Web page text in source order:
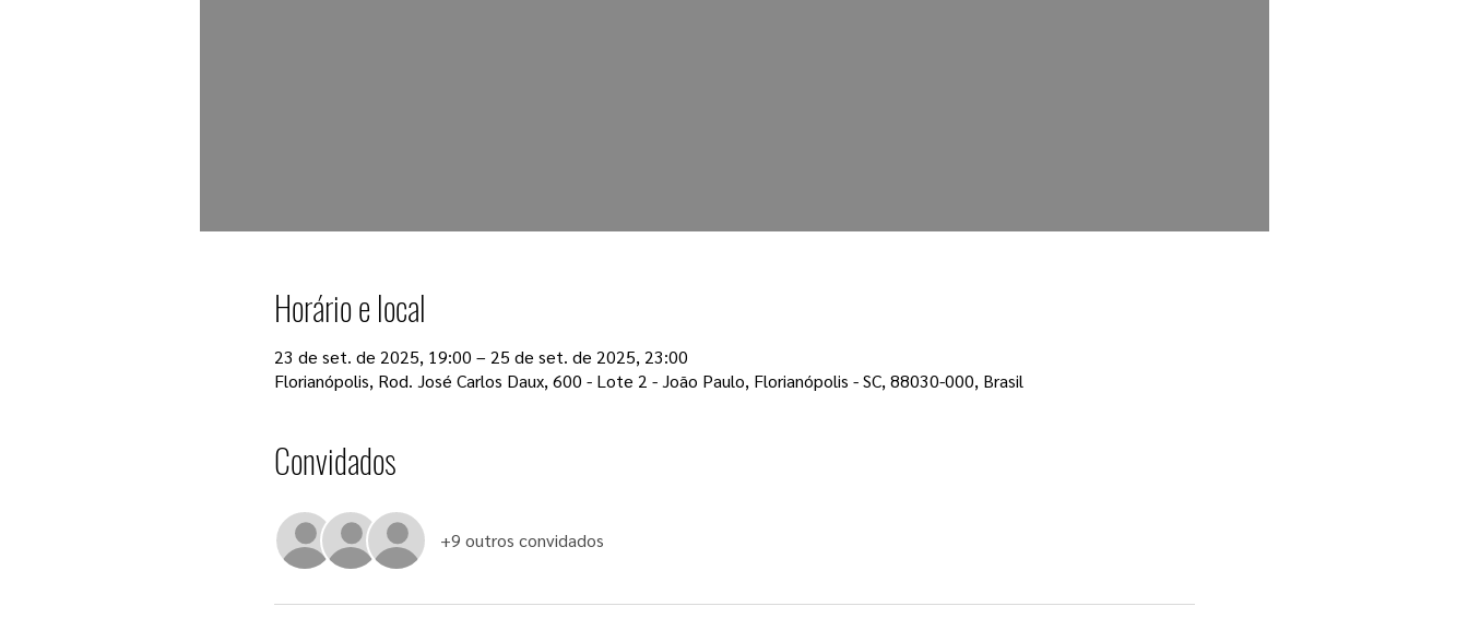
Horário e local
23 de set. de 2025, 19:00 – 25 de set. de 2025, 23:00
Florianópolis, Rod. José Carlos Daux, 600 - Lote 2 - João Paulo, Florianópolis - SC, 88030-000, Brasil
Convidados
+9 outros convidados